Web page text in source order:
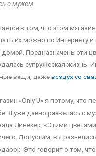
с мужем.
в том, что этом
их можно по Интернету и
Предназначены эти
супружеская жизнь.
вещи, дажевоздух со
«Only U» я потому, что
Я уже давно развелась с
Линекер. «Этими
Допустим, вы
Это говорит о том,